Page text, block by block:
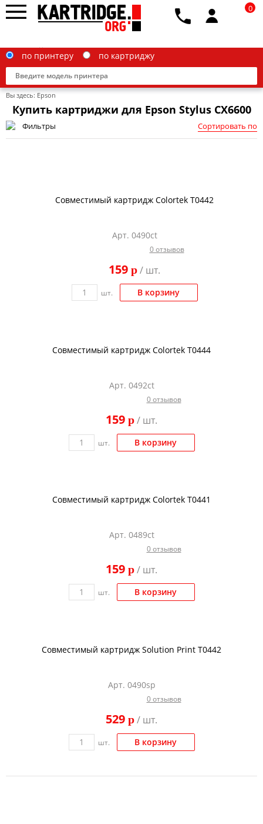
Konica Minolta
Для франкировальной машины
Тонер и девелопер
по принтеру по картриджу
0
Вы здесь: Epson
Купить картриджи для Epson Stylus CX6600
Фильтры Сортировать по
Совместимый картридж Colortek T0442
Арт. 0490ct
0 отзывов
159 p/ шт.
шт. В корзину
Совместимый картридж Colortek T0444
Арт. 0492ct
0 отзывов
159 p/ шт.
шт. В корзину
Совместимый картридж Colortek T0441
Арт. 0489ct
0 отзывов
159 p/ шт.
шт. В корзину
Совместимый картридж Solution Print T0442
Арт. 0490sp
0 отзывов
529 p/ шт.
шт. В корзину